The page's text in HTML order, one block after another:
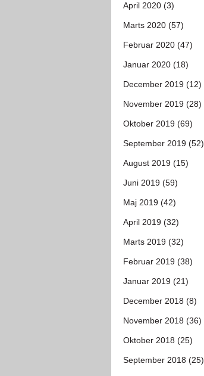
April 2020 (3)
Marts 2020 (57)
Februar 2020 (47)
Januar 2020 (18)
December 2019 (12)
November 2019 (28)
Oktober 2019 (69)
September 2019 (52)
August 2019 (15)
Juni 2019 (59)
Maj 2019 (42)
April 2019 (32)
Marts 2019 (32)
Februar 2019 (38)
Januar 2019 (21)
December 2018 (8)
November 2018 (36)
Oktober 2018 (25)
September 2018 (25)